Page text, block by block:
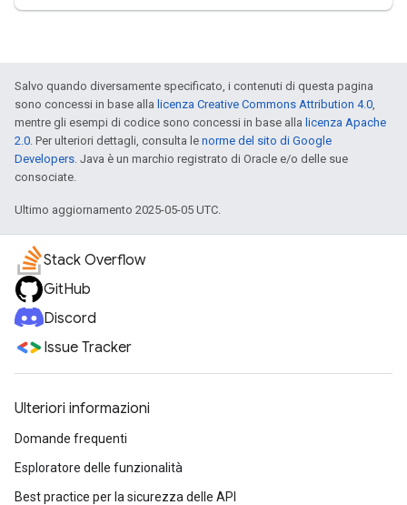
Salvo quando diversamente specificato, i contenuti di questa pagina
sono concessi in base alla licenza Creative Commons Attribution 4.0,
mentre gli esempi di codice sono concessi in base alla licenza Apache
2.0. Per ulteriori dettagli, consulta le norme del sito di Google
Developers. Java è un marchio registrato di Oracle e/o delle sue
consociate.
Ultimo aggiornamento 2025-05-05 UTC.
Stack Overflow
GitHub
Discord
Issue Tracker
Ulteriori informazioni
Domande frequenti
Esploratore delle funzionalità
Best practice per la sicurezza delle API